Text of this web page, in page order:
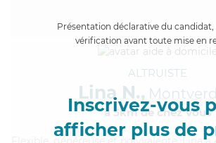
Présentation déclarative du candidat,
vérification avant toute mise en
Inscrivez-vous
afficher plus de
ALTRUISTE
Lina N.,
à 5km de chez Vous